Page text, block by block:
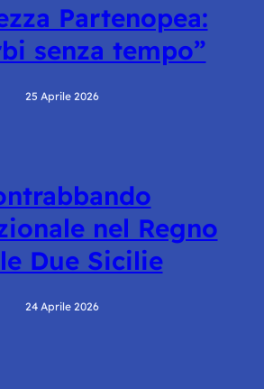
Partenopea:
senza tempo”
25 Aprile 2026
nel Regno
Due Sicilie
24 Aprile 2026